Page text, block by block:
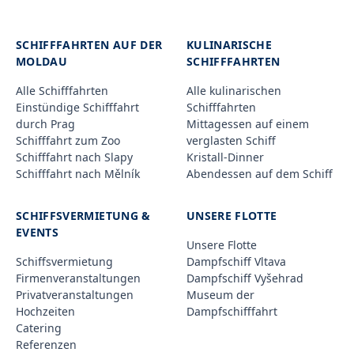
SCHIFFFAHRTEN AUF DER
MOLDAU
Alle Schifffahrten
Einstündige Schifffahrt
durch Prag
Schifffahrt zum Zoo
Schifffahrt nach Slapy
Schifffahrt nach Mělník
KULINARISCHE
SCHIFFFAHRTEN
Alle kulinarischen
Schifffahrten
Mittagessen auf einem
verglasten Schiff
Kristall-Dinner
Abendessen auf dem Schiff
SCHIFFSVERMIETUNG &
EVENTS
Schiffsvermietung
Firmenveranstaltungen
Privatveranstaltungen
Hochzeiten
Catering
Referenzen
UNSERE FLOTTE
Unsere Flotte
Dampfschiff Vltava
Dampfschiff Vyšehrad
Museum der
Dampfschifffahrt